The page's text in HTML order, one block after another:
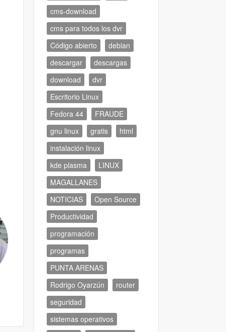
cms-download
cms para todos los dvr
Código abierto
debian
descargar
descargas
download
dvr
Escritorio Linux
Fedora 44
FRAUDE
gnu linux
gratis
html
instalación linux
kde plasma
LINUX
MAGALLANES
NOTICIAS
Open Source
Productividad
programación
programas
PUNTA ARENAS
Rodrigo Oyarzún
router
seguridad
sistemas operativos